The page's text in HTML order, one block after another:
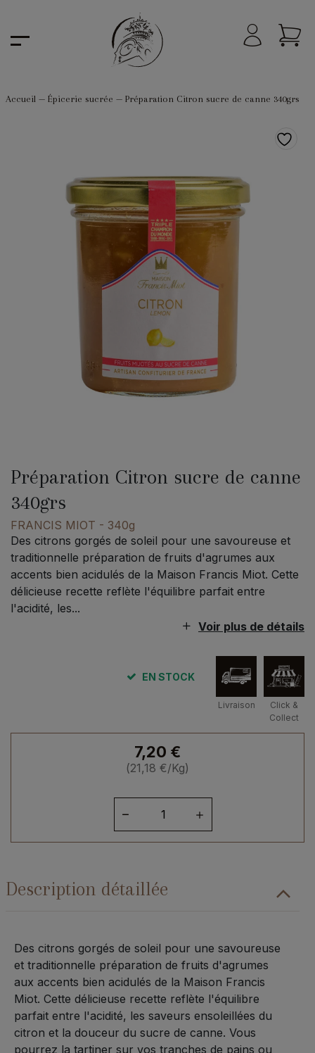
Accueil— Épicerie sucrée — Préparation Citron sucre de canne 340grs
Préparation Citron sucre de canne
340grs
FRANCIS MIOT - 340g
Des citrons gorgés de soleil pour une savoureuse et
traditionnelle préparation de fruits d'agrumes aux
accents bien acidulés de la Maison Francis Miot. Cette
délicieuse recette reflète l'équilibre parfait entre
l'acidité, les...
Voir plus de détails
EN STOCK
Livraison
Click &
Collect
7,20 €
(21,18 €/Kg)
Préparation
de
Description détaillée
Des citrons gorgés de soleil pour une savoureuse
et traditionnelle préparation de fruits d'agrumes
aux accents bien acidulés de la Maison Francis
Miot. Cette délicieuse recette reflète l'équilibre
parfait entre l'acidité, les saveurs ensoleillées du
citron et la douceur du sucre de canne. Vous
pourrez la tartiner sur vos tranches de pains ou